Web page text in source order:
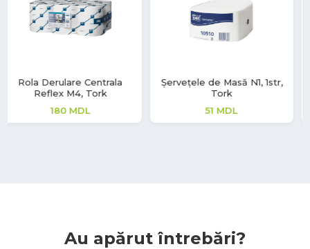
Șervețele de Masă N1, 1str,
Tork
51MDL
Rola Derulare Centrala
Reflex M3, Tork
96MDL
Au apărut întrebări?